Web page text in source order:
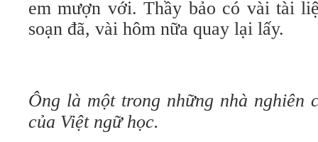
em mượn với. Thầy bảo có vài tài
soạn đã, vài hôm nữa quay lại lấy.
Ông là một trong những nhà nghiên
của Việt ngữ học.